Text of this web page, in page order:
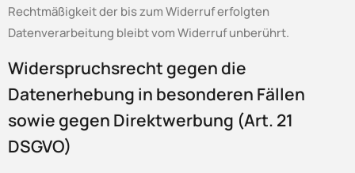
Rechtmäßigkeit der bis zum Widerruf erfolgten
Datenverarbeitung bleibt vom Widerruf unberührt.
Widerspruchsrecht gegen die
Datenerhebung in besonderen Fällen
sowie gegen Direktwerbung (Art. 21
DSGVO)